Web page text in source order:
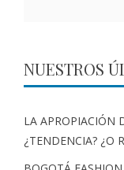
NUESTROS
LA APROPIACIÓN
¿TENDENCIA? ¿O